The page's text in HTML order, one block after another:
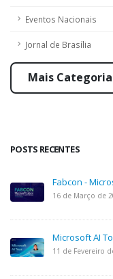
Eventos Nacionais
Jornal de Brasília
Mais
POSTS RECENTES
Fabcon -
16 de Março de
Microsoft AI
11 de Fevereiro